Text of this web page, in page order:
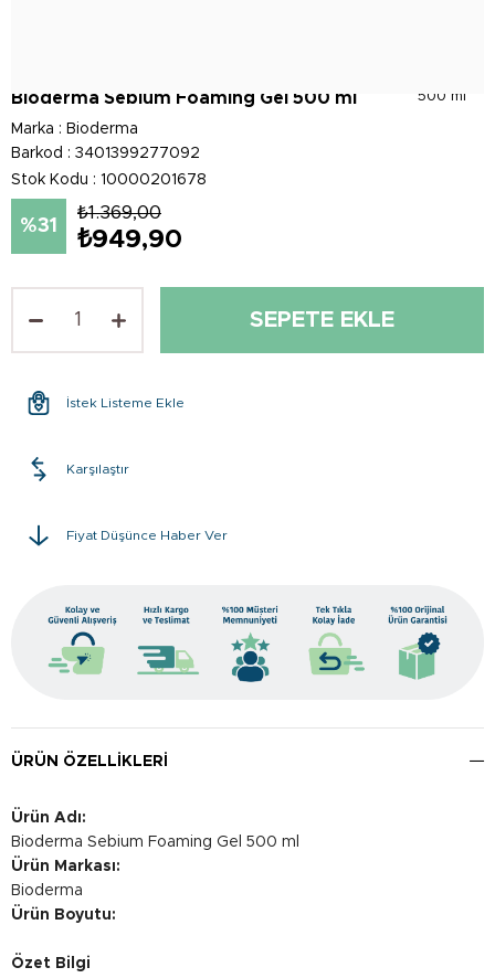
500 ml
Bioderma Sebium Foaming Gel 500 ml
Marka : Bioderma
Barkod : 3401399277092
Stok Kodu
10000201678
31
₺1.369,00
₺949,90
İstek Listeme Ekle
Karşılaştır
Fiyat Düşünce Haber Ver
ÜRÜN ÖZELLIKLERI
Ürün Adı:
Bioderma Sebium Foaming Gel 500 ml
Ürün Markası:
Bioderma
Ürün Boyutu:
Özet Bilgi